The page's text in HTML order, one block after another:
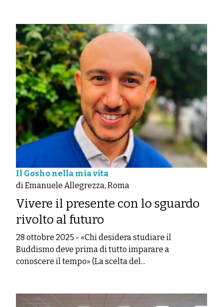
Il Gosho nella mia vita
di Emanuele Allegrezza, Roma
Vivere il presente con lo sguardo
rivolto al futuro
28 ottobre 2025 - «Chi desidera studiare il
Buddismo deve prima di tutto imparare a
conoscere il tempo» (La scelta del...